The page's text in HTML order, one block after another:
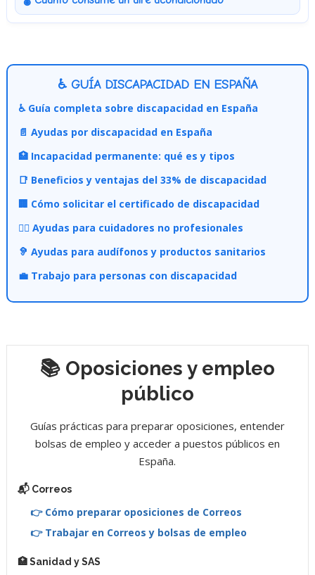
♿ GUÍA DISCAPACIDAD EN ESPAÑA
♿ Guía completa sobre discapacidad en España
📄 Ayudas por discapacidad en España
🏥 Incapacidad permanente: qué es y tipos
📑 Beneficios y ventajas del 33% de discapacidad
🏢 Cómo solicitar el certificado de discapacidad
👩‍⚕️ Ayudas para cuidadores no profesionales
🦻 Ayudas para audífonos y productos sanitarios
💼 Trabajo para personas con discapacidad
📚 Oposiciones y empleo
público
Guías prácticas para preparar oposiciones, entender
bolsas de empleo y acceder a puestos públicos en
España.
📬 Correos
👉 Cómo preparar oposiciones de Correos
👉 Trabajar en Correos y bolsas de empleo
🏥 Sanidad y SAS